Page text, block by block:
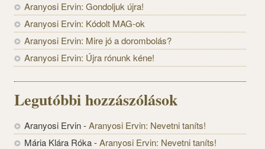
Aranyosi Ervin: Gondoljuk újra!
Aranyosi Ervin: Kódolt MAG-ok
Aranyosi Ervin: Mire jó a dorombolás?
Aranyosi Ervin: Újra rónunk kéne!
Legutóbbi hozzászólások
Aranyosi Ervin-Aranyosi Ervin: Nevetni taníts!
Mária Klára Róka-Aranyosi Ervin: Nevetni taníts!